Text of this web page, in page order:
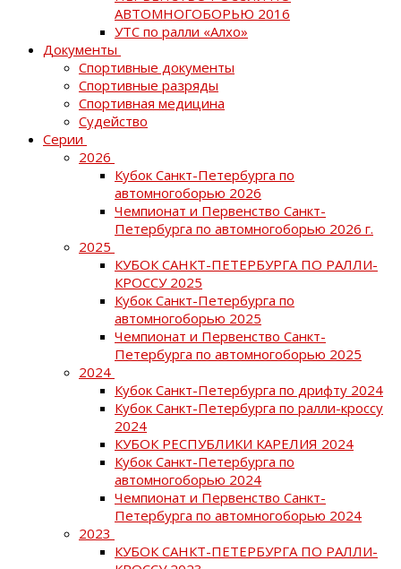
АВТОМНОГОБОРЬЮ 2016
УТС по ралли «Алхо»
Документы
Спортивные документы
Спортивные разряды
Спортивная медицина
Судейство
Серии
2026
Кубок Санкт-Петербурга по
автомногоборью 2026
Чемпионат и Первенство Санкт-
Петербурга по автомногоборью 2026 г.
2025
КУБОК САНКТ-ПЕТЕРБУРГА ПО РАЛЛИ-
КРОССУ 2025
Кубок Санкт-Петербурга по
автомногоборью 2025
Чемпионат и Первенство Санкт-
Петербурга по автомногоборью 2025
2024
Кубок Санкт-Петербурга по дрифту 2024
Кубок Санкт-Петербурга по ралли-кроссу
2024
КУБОК РЕСПУБЛИКИ КАРЕЛИЯ 2024
Кубок Санкт-Петербурга по
автомногоборью 2024
Чемпионат и Первенство Санкт-
Петербурга по автомногоборью 2024
2023
КУБОК САНКТ-ПЕТЕРБУРГА ПО РАЛЛИ-